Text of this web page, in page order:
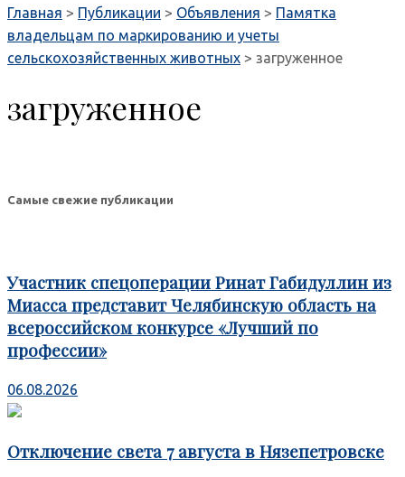
Главная > Публикации > Объявления > Памятка
владельцам по маркированию и учеты
сельскохозяйственных животных > загруженное
загруженное
Самые свежие публикации
Участник спецоперации Ринат Габидуллин из
Миасса представит Челябинскую область на
всероссийском конкурсе «Лучший по
профессии»
06.08.2026
Отключение света 7 августа в Нязепетровске